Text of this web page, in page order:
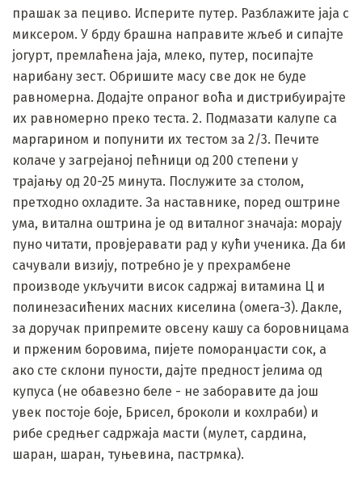
прашак за пециво. Исперите путер. Разблажите јаја с
миксером. У брду брашна направите жљеб и сипајте
јогурт, премлаћена јаја, млеко, путер, посипајте
нарибану зест. Обришите масу све док не буде
равномерна. Додајте опраног воћа и дистрибуирајте
их равномерно преко теста. 2. Подмазати калупе са
маргарином и попунити их тестом за 2/3. Печите
колаче у загрејаној пећници од 200 степени у
трајању од 20-25 минута. Послужите за столом,
претходно охладите. За наставнике, поред оштрине
ума, витална оштрина је од виталног значаја: морају
пуно читати, провјеравати рад у кући ученика. Да би
сачували визију, потребно је у прехрамбене
производе укључити висок садржај витамина Ц и
полинезасићених масних киселина (омега-3). Дакле,
за доручак припремите овсену кашу са боровницама
и прженим боровима, пијете поморанџасти сок, а
ако сте склони пуности, дајте предност јелима од
купуса (не обавезно беле - не заборавите да још
увек постоје боје, Брисел, броколи и кохлраби) и
рибе средњег садржаја масти (мулет, сардина,
шаран, шаран, туњевина, пастрмка).